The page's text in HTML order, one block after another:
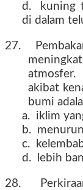
d. kuning
di dalam
27.
akibat
bumi
a. iklim
b.
c.
d. lebih
28.